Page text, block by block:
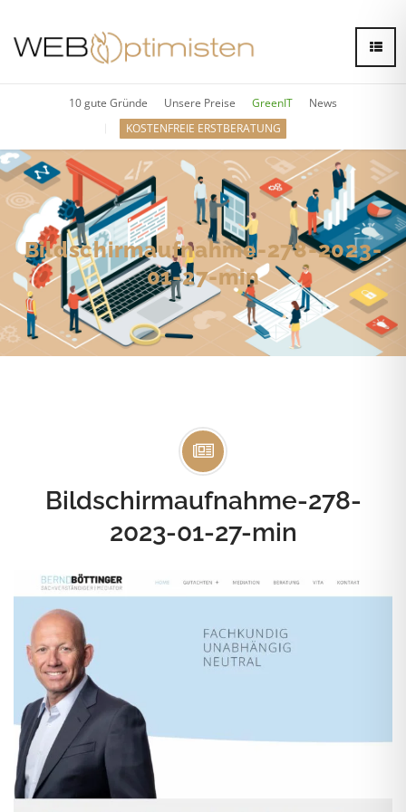
10 gute Gründe Unsere Preise GreenIT
News
KOSTENFREIE ERSTBERATUNG
Bildschirmaufnahme-278-2023-
01-27-min
Bildschirmaufnahme-278-
2023-01-27-min